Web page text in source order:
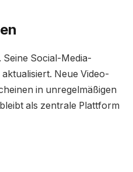
Seine Social-Media-
Neue Video-
in unregelmäßigen
als zentrale Plattform